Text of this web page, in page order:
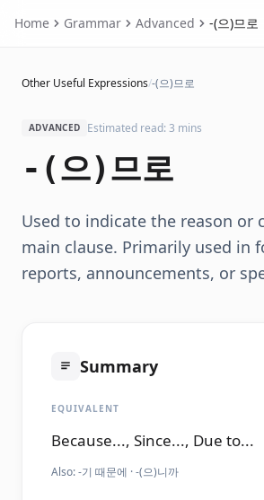
Home Grammar Advanced -(으)므로
Other Useful Expressions/-(으)므로
ADVANCED Estimated read: 3 mins
-(으)므로
Used to indicate the reason or
main clause. Primarily used in
reports, announcements, or
Summary
EQUIVALENT
Because..., Since..., Due to...
Also:-기 때문에 · -(으)니까